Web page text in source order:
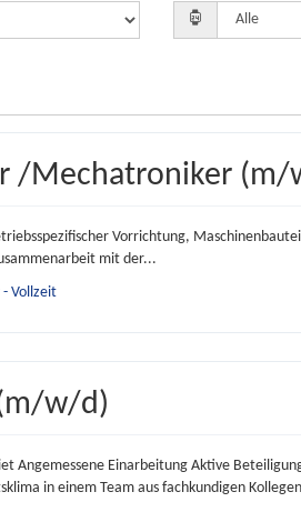
/Mechatroniker (m/
Vorrichtung,
mit der...
Vollzeit
w/d)
Angemessene Einarbeitung Aktive
in einem Team aus fachkundigen